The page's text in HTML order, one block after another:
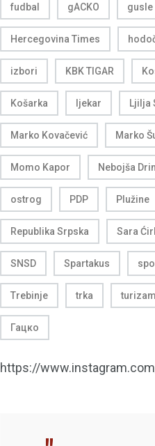
fudbal gACKO gusle
Hercegovina Times
izbori KBK TIGAR
Košarka ljekar Ljilja
Marko Kovačević Marko
Momo Kapor Nebojša
ostrog PDP Plužine
Republika Srpska Sara
SNSD Spartakus
Trebinje trka turizam
Гацко
https://